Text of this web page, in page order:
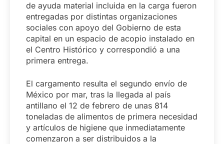
de ayuda material incluida en la carga fueron
entregadas por distintas organizaciones
sociales con apoyo del Gobierno de esta
capital en un espacio de acopio instalado en
el Centro Histórico y correspondió a una
primera entrega.
El cargamento resulta el segundo envío de
México por mar, tras la llegada al país
antillano el 12 de febrero de unas 814
toneladas de alimentos de primera necesidad
y artículos de higiene que inmediatamente
comenzaron a ser distribuidos a la